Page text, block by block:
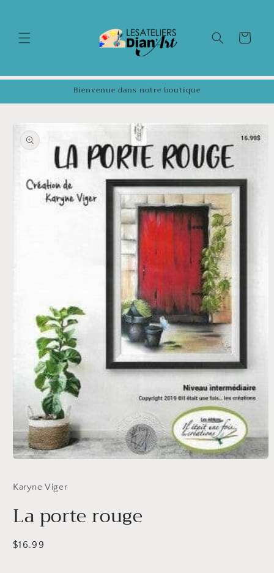
contenu
Panier
Bienvenue dans notre boutique
informations
produits
média
1
une
fenêtre
Karyne Viger
La porte rouge
Prix
$16.99